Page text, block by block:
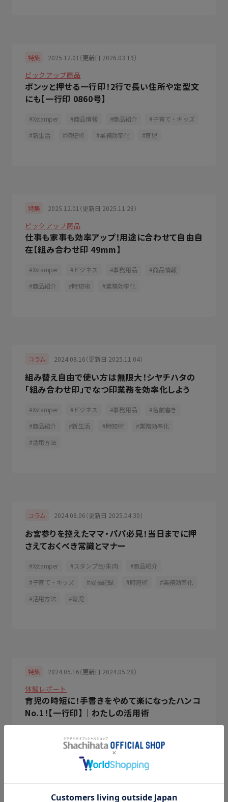
特集 2025.12.01（更新日 2026.03.19）
ピックアップ商品
ポンッと押せる一行印！2行で長い住所や定型文
にも【一行印 0860号】
Xstamper 商品情報 商品紹介
子育て・キッズ
新生活
時短術 業務効率化 育児
特集 2025.12.01（更新日 2025.11.28）
ピックアップ商品
仕事も家事も効率アップ！用途に合わせて自由自
在【組み合わせ印 49mm】
Xstamper ビジネス 事務用品
商品情報
商品紹介
時短術 業務効率化
コラム 2024.08.16（更新日 2025.11.04）
組み替え自由で使い方は無限大！シヤチハタの
「組み合わせ印」でなつ印業務を効率化しよう
Xstamper ビジネス 事務用品
名前書き
商品紹介
新生活 時短術
業務効率化
活用方法
コラム 2024.08.06（更新日 2025.04.30）
お宮参りを控えたママ・パパ必見！当日までに押
さえておくべき常識とマナー
Xstamper スタンプ台/朱肉
商品紹介
子育て・キッズ
成長記録 時短術
業務効率化
活用方法
育児
特集 2024.05.16（更新日 2024.05.28）
体験レポート
育児の時短に！手書きをやめて楽になったハンコ
No.1！【一行印】｜わたしの活用術
商品紹介 子育て・キッズ
活用方法 育児